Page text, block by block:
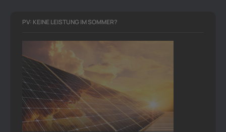
PV: KEINE LEISTUNG IM SOMMER?